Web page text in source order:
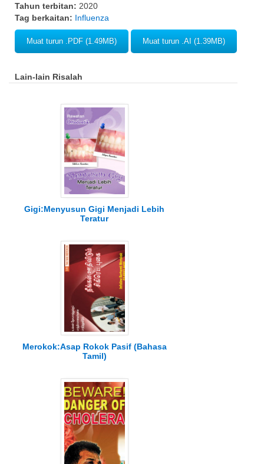
Tahun terbitan: 2020
Tag berkaitan: Influenza
Muat turun .PDF (1.49MB) Muat turun .AI (1.39MB)
Lain-lain Risalah
Gigi:Menyusun Gigi Menjadi Lebih
Teratur
Merokok:Asap Rokok Pasif (Bahasa
Tamil)